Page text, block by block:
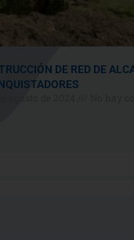
DE RED DE